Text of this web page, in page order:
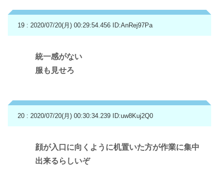
19 : 2020/07/20(月) 00:29:54.456 ID:AnRej97Pa
統一感がない
服も見せろ
20 : 2020/07/20(月) 00:30:34.239 ID:uw8Kuj2Q0
顔が入口に向くように机置いた方が作業に集中
出来るらしいぞ